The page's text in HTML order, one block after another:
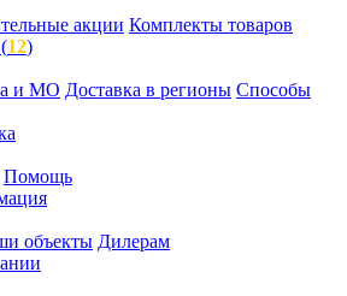
акции Комплекты товаров
12)
и МО Доставка в регионы Способы
Помощь
объекты Дилерам